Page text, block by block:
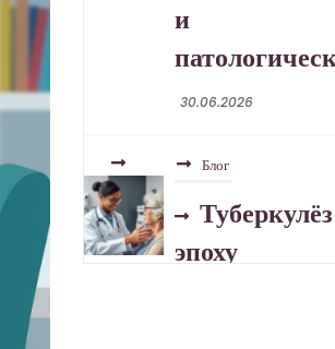
форм
30.06.2026
Розацеа:
отличия,
триггеры, уход